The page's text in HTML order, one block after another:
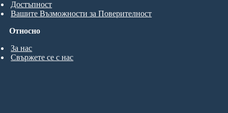
Относно
За нас
Свържете се с нас
Достъпност
Вашите Възможности за Поверителност